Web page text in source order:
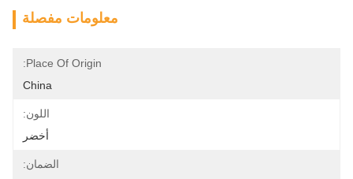
معلومات مفصلة
Place Of Origin:
China
اللون:
أخضر
الضمان: